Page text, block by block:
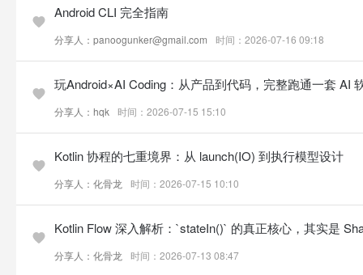
Android CLI 完全指南
分享人：panoogunker@gmail.com 时间：2026-07-16 09:18
玩Android×AI Coding：从产品到代码，完整跑通一套 AI
分享人：hqk 时间：2026-07-15 15:10
Kotlin 协程的七重境界：从 launch(IO) 到执行模型设计
分享人：化骨龙 时间：2026-07-15 10:10
Kotlin Flow 深入解析：`stateIn()` 的真正核心，其实是
分享人：化骨龙 时间：2026-07-13 08:47